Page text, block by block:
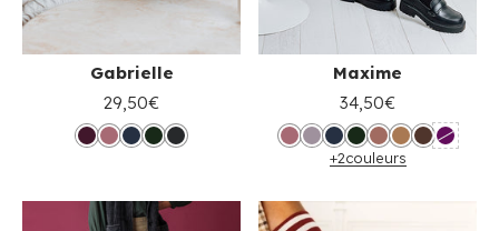
Gabrielle
29,50€
Maxime
34,50€
+2couleurs